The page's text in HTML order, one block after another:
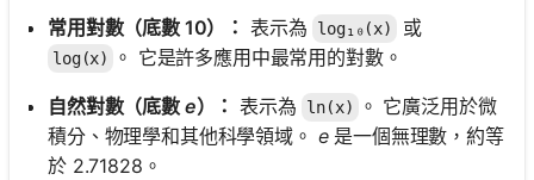
常用對數（底數 10）： 表示為 log₁₀(x) 或
log(x) 。 它是許多應用中最常用的對數。
自然對數（底數 e）： 表示為 ln(x)
。 它廣泛用於微
積分、物理學和其他科學領域。 e是一個無理數，約等
於 2.71828。